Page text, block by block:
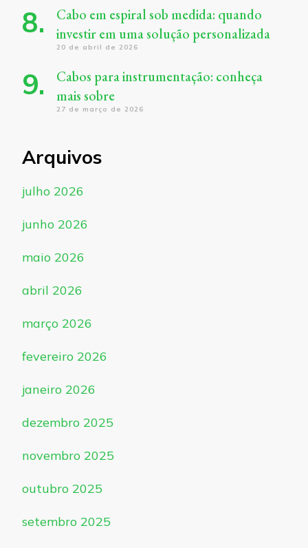
Cabo em espiral sob medida: quando
investir em uma solução personalizada
20 de abril de 2026
Cabos para instrumentação: conheça
mais sobre
27 de março de 2026
Arquivos
julho 2026
junho 2026
maio 2026
abril 2026
março 2026
fevereiro 2026
janeiro 2026
dezembro 2025
novembro 2025
outubro 2025
setembro 2025